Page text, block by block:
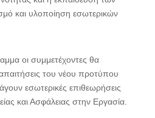
και υλοποίηση εσωτερικών
οι συμμετέχοντες θα
του νέου προτύπου
εσωτερικές επιθεωρήσεις
και Ασφάλειας στην Εργασία.